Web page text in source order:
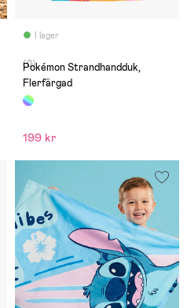
I lager
(0)
Pokémon Strandhandduk,
Flerfärgad
199 kr